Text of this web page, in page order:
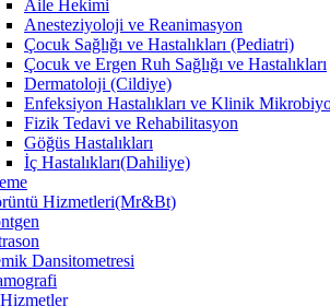
Aile Hekimi
Anesteziyoloji ve Reanimasyon
Çocuk Sağlığı ve Hastalıkları (Pediatri)
Çocuk ve Ergen Ruh Sağlığı ve Hastalıkları
Dermatoloji (Cildiye)
Enfeksiyon Hastalıkları ve Klinik
Fizik Tedavi ve Rehabilitasyon
Göğüs Hastalıkları
İç Hastalıkları(Dahiliye)
Hizmetleri(Mr&Bt)
Dansitometresi